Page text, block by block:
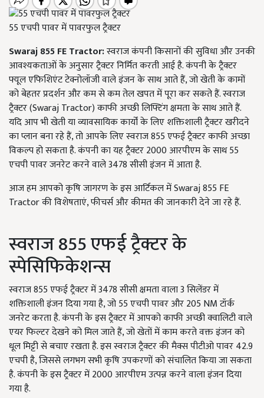
55 एचपी पावर में पावरफुल ट्रैक्टर
Swaraj 855 FE Tractor:स्वराज कंपनी किसानों की सुविधा और उनकी
आवश्यकताओं के अनुसार ट्रैक्टर निर्मित करती आई है. कंपनी के ट्रैक्टर
फ्यूल एफिशिएंट टेक्नोलॉजी वाले इंजन के साथ आते हैं, जो खेती के कामों
को बेहतर प्रदर्शन और कम से कम तेल खपत में पूरा कर सकते हैं. स्वराज
ट्रैक्टर (Swaraj Tractor) काफी अच्छी लिफ्टिंग क्षमता के साथ आते हैं.
यदि आप भी खेती या व्यावसायिक कार्यों के लिए शक्तिशाली ट्रैक्टर खरीदने
का प्लान बना रहे हैं, तो आपके लिए स्वराज 855 एफई ट्रैक्टर काफी अच्छा
विकल्प हो सकता है. कंपनी का यह ट्रैक्टर 2000 आरपीएम के साथ 55
एचपी पावर जनरेट करने वाले 3478 सीसी इंजन में आता है.
आज हम आपको कृषि जागरण के इस आर्टिकल में Swaraj 855 FE
Tractor की विशेषताएं, फीचर्स और कीमत की जानकारी देने जा रहे हैं.
स्वराज 855 एफई ट्रैक्टर के
स्पेसिफिकेशन्स
स्वराज 855 एफई ट्रैक्टर में 3478 सीसी क्षमता वाला 3 सिलेंडर में
शक्तिशाली इंजन दिया गया है, जो 55 एचपी पावर और 205 NM टॉर्क
जनरेट करता है. कंपनी के इस ट्रैक्टर में आपको काफी अच्छी क्वालिटी वाले
एयर फिल्टर देखने को मिल जाते हैं, जो खेतों में काम करते वक्त इंजन को
धूल मिट्टी से बचाए रखता है. इस स्वराज ट्रैक्टर की मैक्स पीटीओ पावर 42.9
एचपी है, जिससे लगभग सभी कृषि उपकरणों को संचालित किया जा सकता
है. कंपनी के इस ट्रैक्टर में 2000 आरपीएम उत्पन्न करने वाला इंजन दिया
गया है.